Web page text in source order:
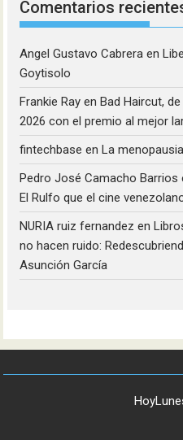
Comentarios
Angel Gustavo Cabrera en
Goytisolo
Frankie Ray enBad Haircut,
2026 con el premio al mejor
fintechbase enLa
Pedro José Camacho Barrios
El Rulfo que el cine
NURIA ruiz fernandez en
no hacen ruido:
Asunción García